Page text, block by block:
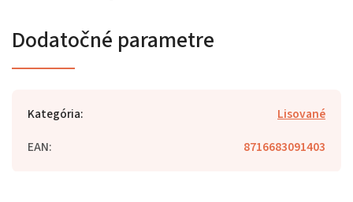
Dodatočné parametre
Kategória:
Lisované
EAN: 8716683091403